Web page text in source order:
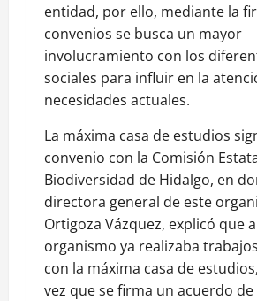
entidad, por ello, mediante la
convenios se busca un mayor
involucramiento con los
sociales para influir en la
necesidades actuales.
La máxima casa de estudios
convenio con la Comisión
Biodiversidad de Hidalgo, en
directora general de este
Ortigoza Vázquez, explicó que
organismo ya realizaba
con la máxima casa de
vez que se firma un acuerdo